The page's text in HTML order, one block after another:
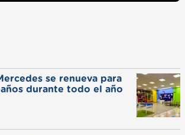
se renueva para
durante todo el año